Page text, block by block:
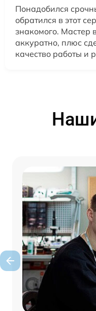
Понадобился
обратился в этот
знакомого. Мастер
аккуратно, плюс
качество работы и